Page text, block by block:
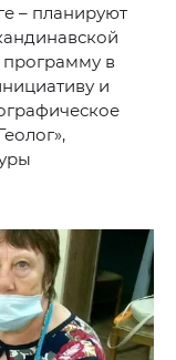
– планируют
в
и